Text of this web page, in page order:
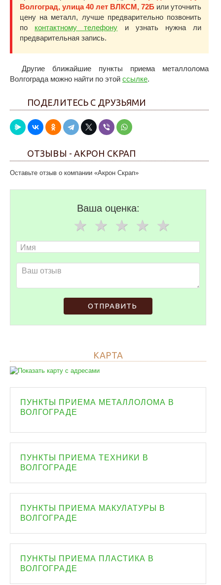
Волгоград, улица 40 лет ВЛКСМ, 72Б или уточнить
цену на металл, лучше предварительно позвонить
по контактному телефону и узнать нужна ли
предварительная запись.
Другие ближайшие пункты приема металлолома
Волгограда можно найти по этой ссылке.
ПОДЕЛИТЕСЬ С ДРУЗЬЯМИ
ОТЗЫВЫ - АКРОН СКРАП
Оставьте отзыв о компании «Акрон Скрап»
Ваша оценка:
ОТПРАВИТЬ
КАРТА
ПУНКТЫ ПРИЕМА МЕТАЛЛОЛОМА В
ВОЛГОГРАДЕ
ПУНКТЫ ПРИЕМА ТЕХНИКИ В
ВОЛГОГРАДЕ
ПУНКТЫ ПРИЕМА МАКУЛАТУРЫ В
ВОЛГОГРАДЕ
ПУНКТЫ ПРИЕМА ПЛАСТИКА В
ВОЛГОГРАДЕ